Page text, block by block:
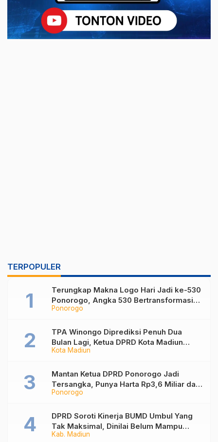
TERPOPULER
Ponorogo
Terungkap Makna Logo Hari Jadi ke-530
Ponorogo, Angka 530 Bertransformasi
Jadi Sekar Kinanthi
Kota Madiun
TPA Winongo Diprediksi Penuh Dua
Bulan Lagi, Ketua DPRD Kota Madiun
Desak Pemkot Percepat Penanganan
Ponorogo
Mantan Ketua DPRD Ponorogo Jadi
Tersangka, Punya Harta Rp3,6 Miliar dan
Utang Rp1,4 Miliar
Kab. Madiun
DPRD Soroti Kinerja BUMD Umbul Yang
Tak Maksimal, Dinilai Belum Mampu
Hasilkan PAD